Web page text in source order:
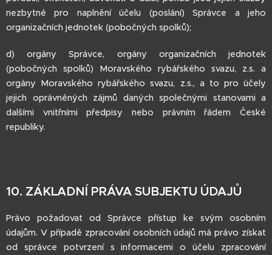
nezbytné pro naplnění účelu (poslání) Správce a jeho
organizačních jednotek (pobočných spolků);
d) orgány Správce, orgány organizačních jednotek
(pobočných spolků) Moravského rybářského svazu, z.s. a
orgány Moravského rybářského svazu, z.s., a to pro účely
jejich oprávněných zájmů daných společnými stanovami a
dalšími vnitřními předpisy nebo právním řádem České
republiky.
10. ZÁKLADNÍ PRÁVA SUBJEKTU ÚDAJŮ
Právo požadovat od Správce přístup ke svým osobním
údajům. V případě zpracování osobních údajů má právo získat
od správce potvrzení s informacemi o účelu zpracování